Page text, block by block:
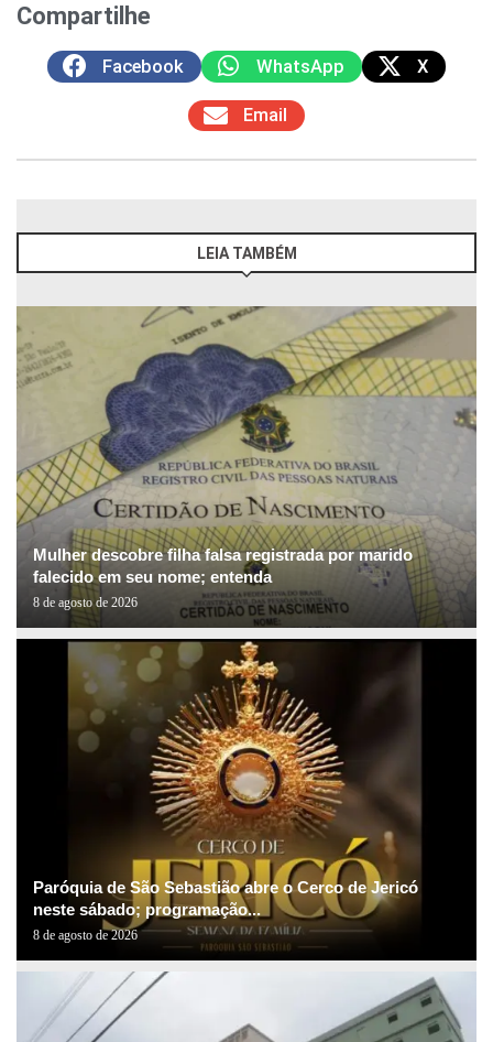
Compartilhe
Facebook WhatsApp X
Email
LEIA TAMBÉM
Mulher descobre filha falsa registrada por marido
falecido em seu nome; entenda
8 de agosto de 2026
Paróquia de São Sebastião abre o Cerco de Jericó
neste sábado; programação...
8 de agosto de 2026